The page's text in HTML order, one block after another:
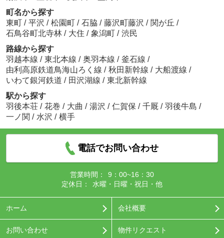
町名から探す
東町 / 平沢 / 松園町 / 石脇 / 藤沢町藤沢 / 関が丘 /
石鳥谷町北寺林 / 大住 / 象潟町 / 渋民
路線から探す
羽越本線 / 東北本線 / 奥羽本線 / 釜石線 /
由利高原鉄道鳥海山ろく線 / 秋田新幹線 / 大船渡線 /
いわて銀河鉄道 / 田沢湖線 / 東北新幹線
駅から探す
羽後本荘 / 花巻 / 大曲 / 湯沢 / 仁賀保 / 千厩 / 羽後牛島 /
一ノ関 / 水沢 / 横手
電話でお問い合わせ
営業時間：
9：00~16：30
定休日：
水曜・日曜・祝日・他
ホーム 会社概要
お問い合わせ 物件リクエスト